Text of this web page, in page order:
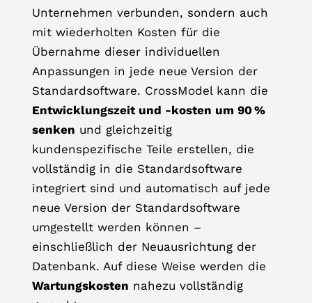
Unternehmen verbunden, sondern auch
mit wiederholten Kosten für die
Übernahme dieser individuellen
Anpassungen in jede neue Version der
Standardsoftware. CrossModel kann die
Entwicklungszeit und -kosten um 90 %
senken und gleichzeitig
kundenspezifische Teile erstellen, die
vollständig in die Standardsoftware
integriert sind und automatisch auf jede
neue Version der Standardsoftware
umgestellt werden können –
einschließlich der Neuausrichtung der
Datenbank. Auf diese Weise werden die
Wartungskosten nahezu vollständig